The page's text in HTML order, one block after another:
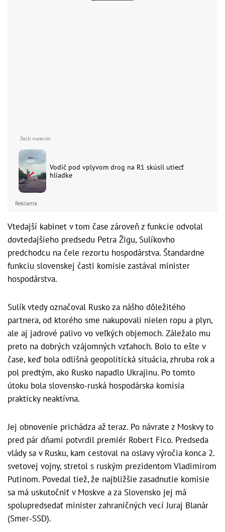
Vodič pod vplyvom drog na R1 skúsil utiecť
hliadke
Reklama
Vtedajší kabinet v tom čase zároveň z funkcie odvolal
dovtedajšieho predsedu Petra Žigu, Sulíkovho
predchodcu na čele rezortu hospodárstva. Štandardne
funkciu slovenskej časti komisie zastával minister
hospodárstva.
Sulík vtedy označoval Rusko za nášho dôležitého
partnera, od ktorého sme nakupovali nielen ropu a plyn,
ale aj jadrové palivo vo veľkých objemoch. Záležalo mu
preto na dobrých vzájomných vzťahoch. Bolo to ešte v
čase, keď bola odlišná geopolitická situácia, zhruba rok a
pol predtým, ako Rusko napadlo Ukrajinu. Po tomto
útoku bola slovensko-ruská hospodárska komisia
prakticky neaktívna.
Jej obnovenie prichádza až teraz. Po návrate z Moskvy to
pred pár dňami potvrdil premiér Robert Fico. Predseda
vlády sa v Rusku, kam cestoval na oslavy výročia konca 2.
svetovej vojny, stretol s ruským prezidentom Vladimirom
Putinom. Povedal tiež, že najbližšie zasadnutie komisie
sa má uskutočniť v Moskve a za Slovensko jej má
spolupredsedať minister zahraničných vecí Juraj Blanár
(Smer-SSD).